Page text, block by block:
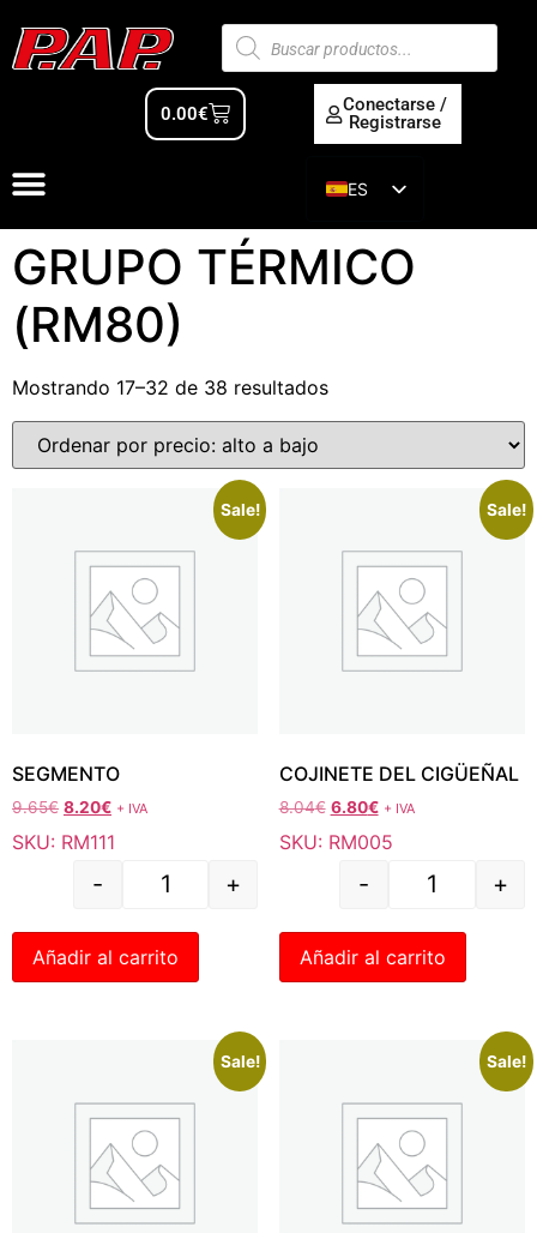
0.00€
Conectarse /
Registrarse
ES
EN
GRUPO TÉRMICO
(RM80)
Mostrando 17–32 de 38 resultados
Sale!
SEGMENTO
9.65€ 8.20€ + IVA
SKU: RM111
- +
Añadir al carrito
Sale!
COJINETE DEL CIGÜEÑAL
8.04€ 6.80€ + IVA
SKU: RM005
- +
Añadir al carrito
Sale! Sale!